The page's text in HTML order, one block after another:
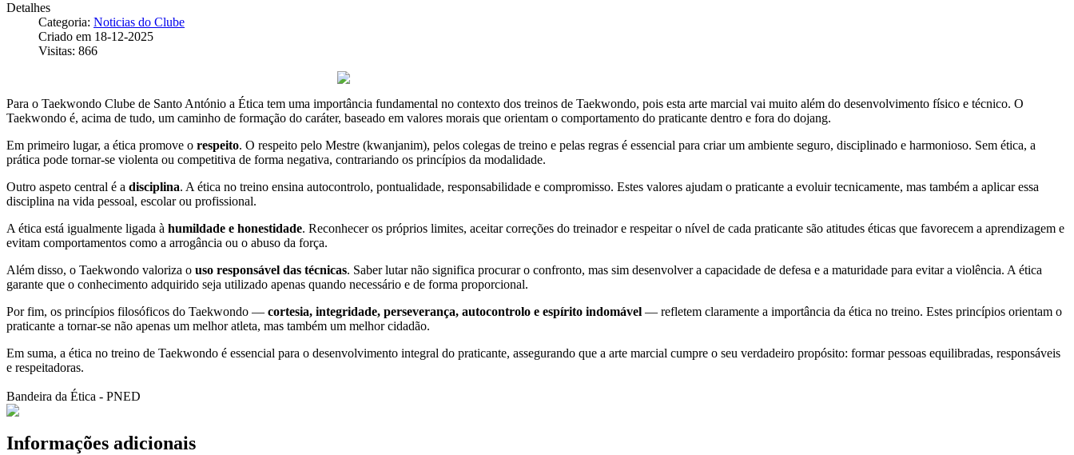
Detalhes
Categoria: Noticias do Clube
Criado em 18-12-2025
Visitas: 866
Para o Taekwondo Clube de Santo António a Ética tem uma importância fundamental no contexto dos treinos de Taekwondo, pois esta arte marcial vai muito além do desenvolvimento físico e técnico. O
Taekwondo é, acima de tudo, um caminho de formação do caráter, baseado em valores morais que orientam o comportamento do praticante dentro e fora do dojang.
Em primeiro lugar, a ética promove o respeito. O respeito pelo Mestre (kwanjanim), pelos colegas de treino e pelas regras é essencial para criar um ambiente seguro, disciplinado e harmonioso. Sem ética, a
prática pode tornar-se violenta ou competitiva de forma negativa, contrariando os princípios da modalidade.
Outro aspeto central é a disciplina. A ética no treino ensina autocontrolo, pontualidade, responsabilidade e compromisso. Estes valores ajudam o praticante a evoluir tecnicamente, mas também a aplicar essa
disciplina na vida pessoal, escolar ou profissional.
A ética está igualmente ligada à humildade e honestidade. Reconhecer os próprios limites, aceitar correções do treinador e respeitar o nível de cada praticante são atitudes éticas que favorecem a aprendizagem e
evitam comportamentos como a arrogância ou o abuso da força.
Além disso, o Taekwondo valoriza o uso responsável das técnicas. Saber lutar não significa procurar o confronto, mas sim desenvolver a capacidade de defesa e a maturidade para evitar a violência. A ética
garante que o conhecimento adquirido seja utilizado apenas quando necessário e de forma proporcional.
Por fim, os princípios filosóficos do Taekwondo — cortesia, integridade, perseverança, autocontrolo e espírito indomável — refletem claramente a importância da ética no treino. Estes princípios orientam o
praticante a tornar-se não apenas um melhor atleta, mas também um melhor cidadão.
Em suma, a ética no treino de Taekwondo é essencial para o desenvolvimento integral do praticante, assegurando que a arte marcial cumpre o seu verdadeiro propósito: formar pessoas equilibradas, responsáveis
e respeitadoras.
Bandeira da Ética - PNED
Informações adicionais